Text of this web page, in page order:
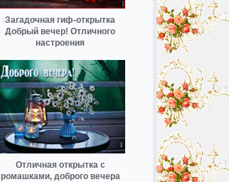
Загадочная гиф-открытка
Добрый вечер! Отличного
настроения
Отличная открытка с
ромашками, доброго вечера